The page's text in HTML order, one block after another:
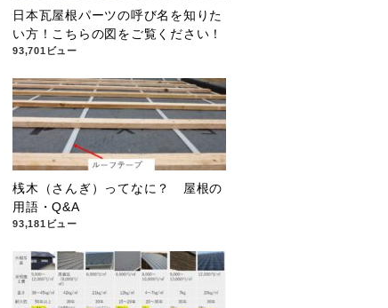
日本瓦屋根パーツの呼び名を知りた
い方！こちらの図をご覧ください！
93,701ビュー
桟木（さんぎ）ってなに？ 屋根の
用語・Q&A
93,181ビュー